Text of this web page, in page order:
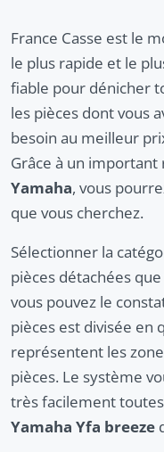
France Casse est le
le plus rapide et le
fiable pour dénicher
les pièces dont vous
besoin au meilleur
Grâce à un important
Yamaha, vous
que vous cherchez.
Sélectionner la
pièces détachées
vous pouvez le
pièces est divisée en
représentent les
pièces. Le système
très facilement
Yamaha Yfa breeze